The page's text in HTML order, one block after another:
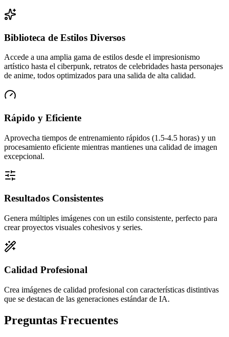
Biblioteca de Estilos Diversos
Accede a una amplia gama de estilos desde el impresionismo
artístico hasta el ciberpunk, retratos de celebridades hasta personajes
de anime, todos optimizados para una salida de alta calidad.
Rápido y Eficiente
Aprovecha tiempos de entrenamiento rápidos (1.5-4.5 horas) y un
procesamiento eficiente mientras mantienes una calidad de imagen
excepcional.
Resultados Consistentes
Genera múltiples imágenes con un estilo consistente, perfecto para
crear proyectos visuales cohesivos y series.
Calidad Profesional
Crea imágenes de calidad profesional con características distintivas
que se destacan de las generaciones estándar de IA.
Preguntas Frecuentes